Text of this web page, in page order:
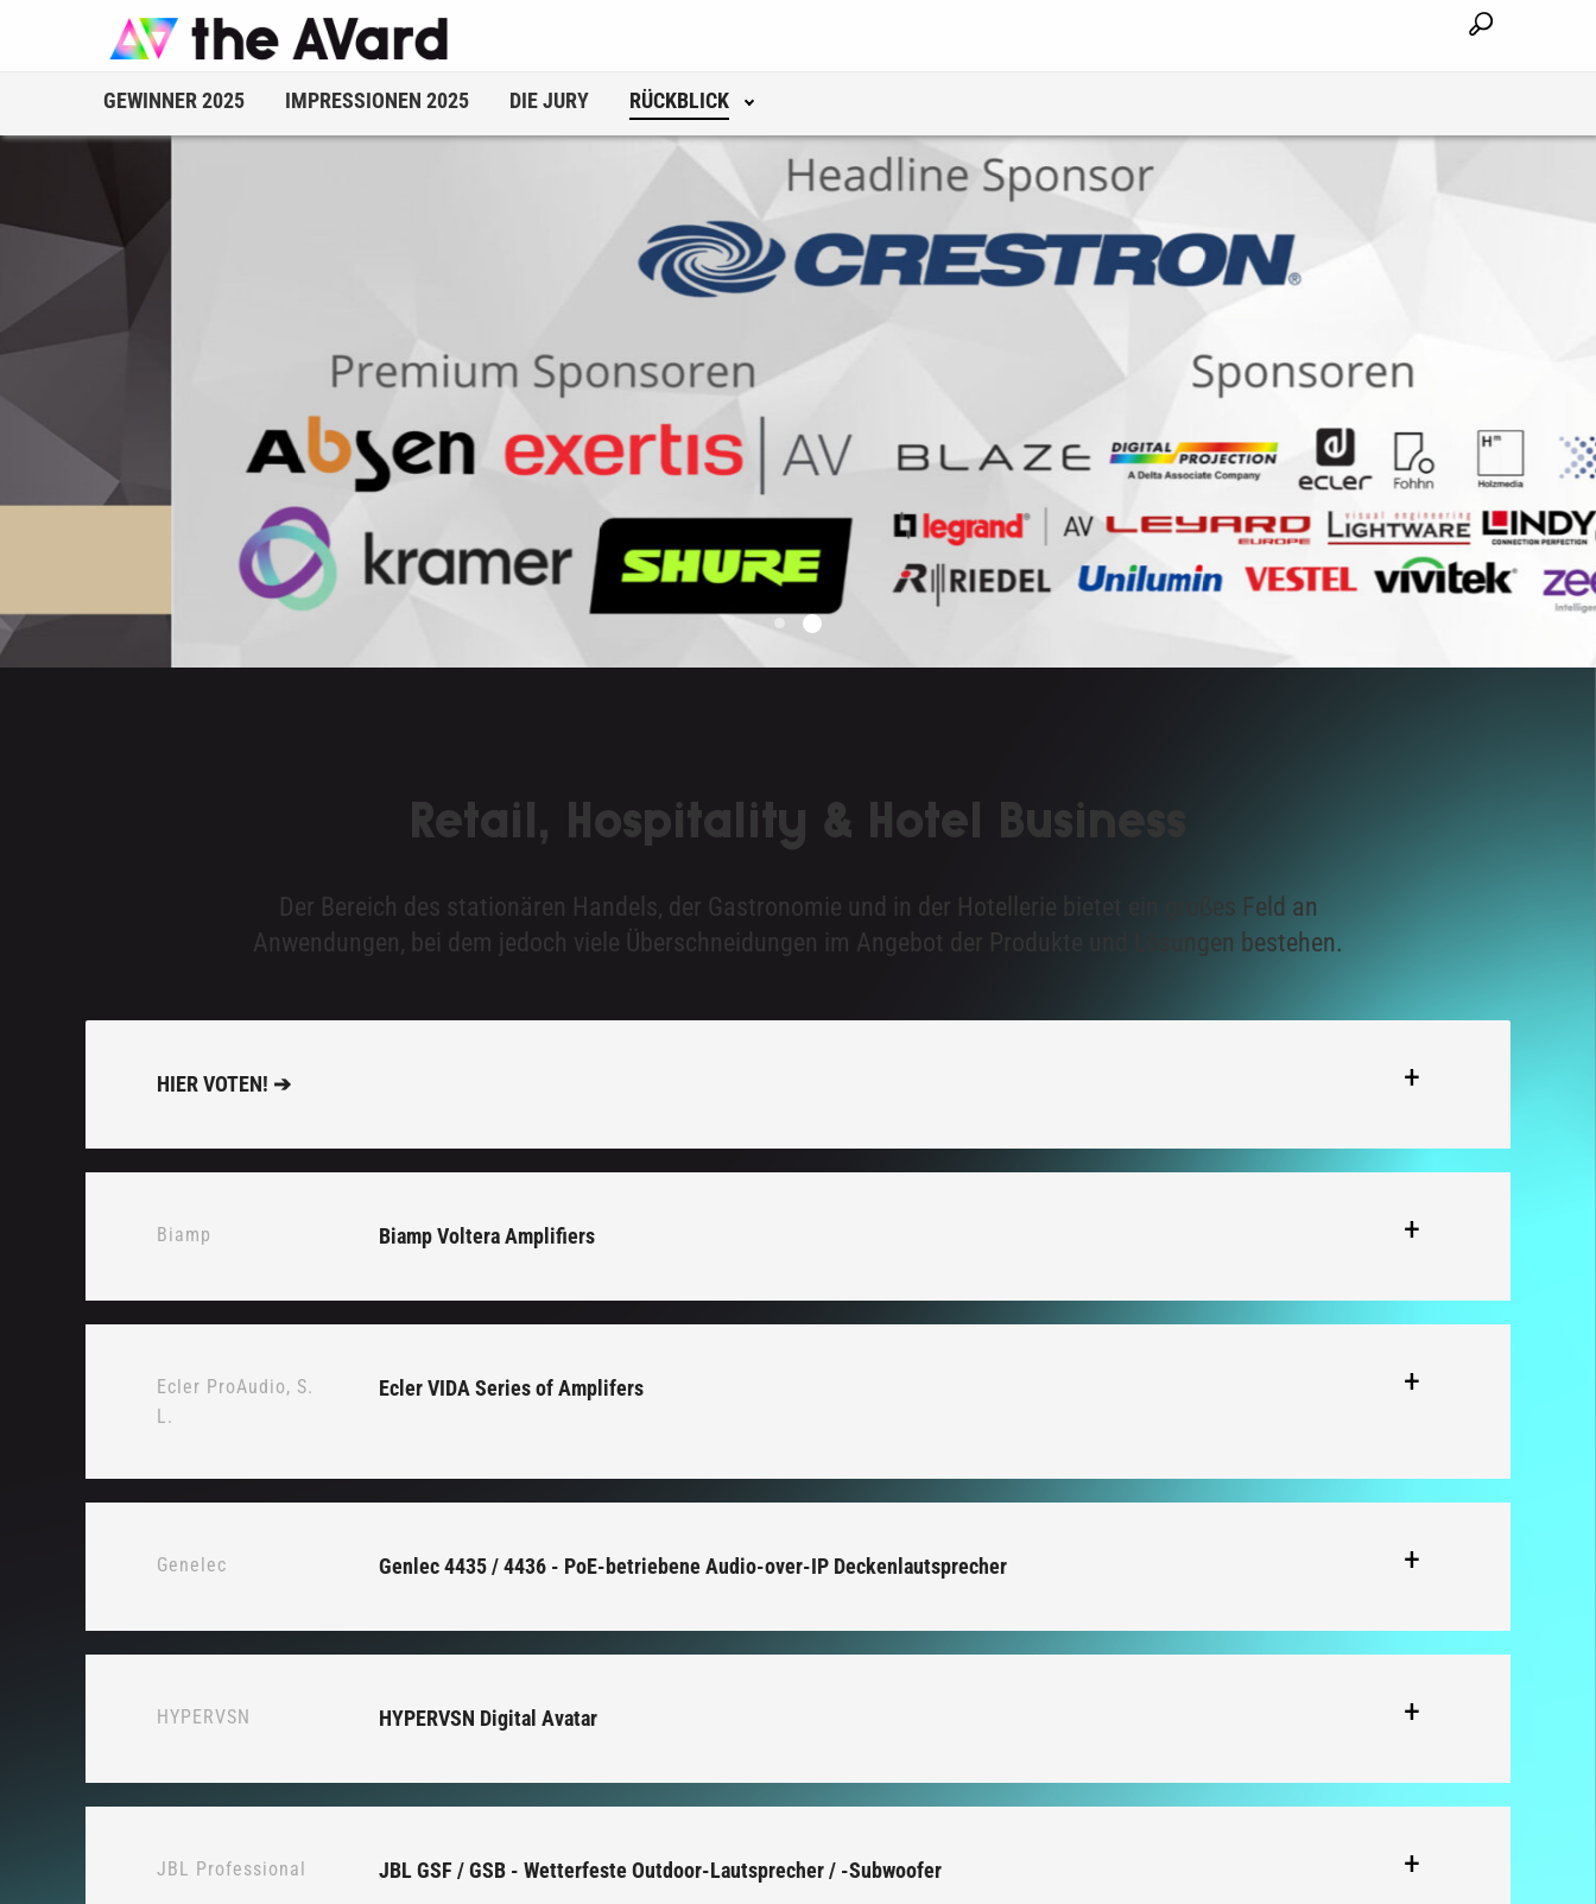
GEWINNER 2025 IMPRESSIONEN 2025 DIE JURY RÜCKBLICK
Retail, Hospitality & Hotel Business
Der Bereich des stationären Handels, der Gastronomie und in der Hotellerie bietet ein großes Feld an
Anwendungen, bei dem jedoch viele Überschneidungen im Angebot der Produkte und Lösungen bestehen.
HIER VOTEN! ➔
Biamp Biamp Voltera Amplifiers
Ecler ProAudio, S.
L.
Ecler VIDA Series of Amplifers
Genelec Genlec 4435 / 4436 - PoE-betriebene Audio-over-IP Deckenlautsprecher
HYPERVSN HYPERVSN Digital Avatar
JBL Professional JBL GSF / GSB - Wetterfeste Outdoor-Lautsprecher / -Subwoofer